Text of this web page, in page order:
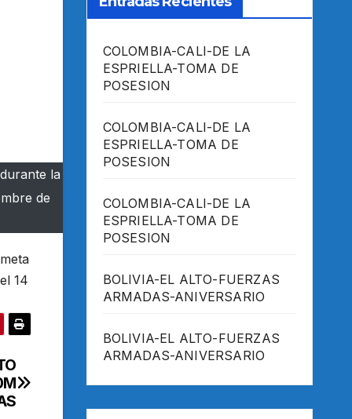
la
de
14
COLOMBIA-CALI-DE LA
ESPRIELLA-TOMA DE
POSESION
COLOMBIA-CALI-DE LA
ESPRIELLA-TOMA DE
POSESION
COLOMBIA-CALI-DE LA
ESPRIELLA-TOMA DE
POSESION
BOLIVIA-EL ALTO-FUERZAS
ARMADAS-ANIVERSARIO
BOLIVIA-EL ALTO-FUERZAS
ARMADAS-ANIVERSARIO